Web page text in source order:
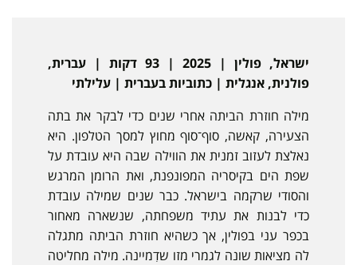
ישראל, פולין | 2025 | 93 דקות | עברית,
פולנית, אנגלית | כתוביות בעברית | עלילתי
מילה חוזרת הביתה אחרי שנים כדי לבקר את בתה
הצעירה, קאשה, סוף־סוף מחוץ למסך הטלפון. היא
נאלצת לעזוב זמנית את הווילה שבה היא עובדת על
שפת הים בקיסריה המפונפנת, ואת הרומן המרגש
והסודי שרקמה בישראל. כבר שנים שמילה עובדת
כדי לבנות את עתיד משפחתה, שנשארה מאחור
בכפר עני בפולין, אך כשהיא חוזרת הביתה מתגלה
לה מציאות שונה לגמרי מזו שדִמיינה. מילה מחליטה